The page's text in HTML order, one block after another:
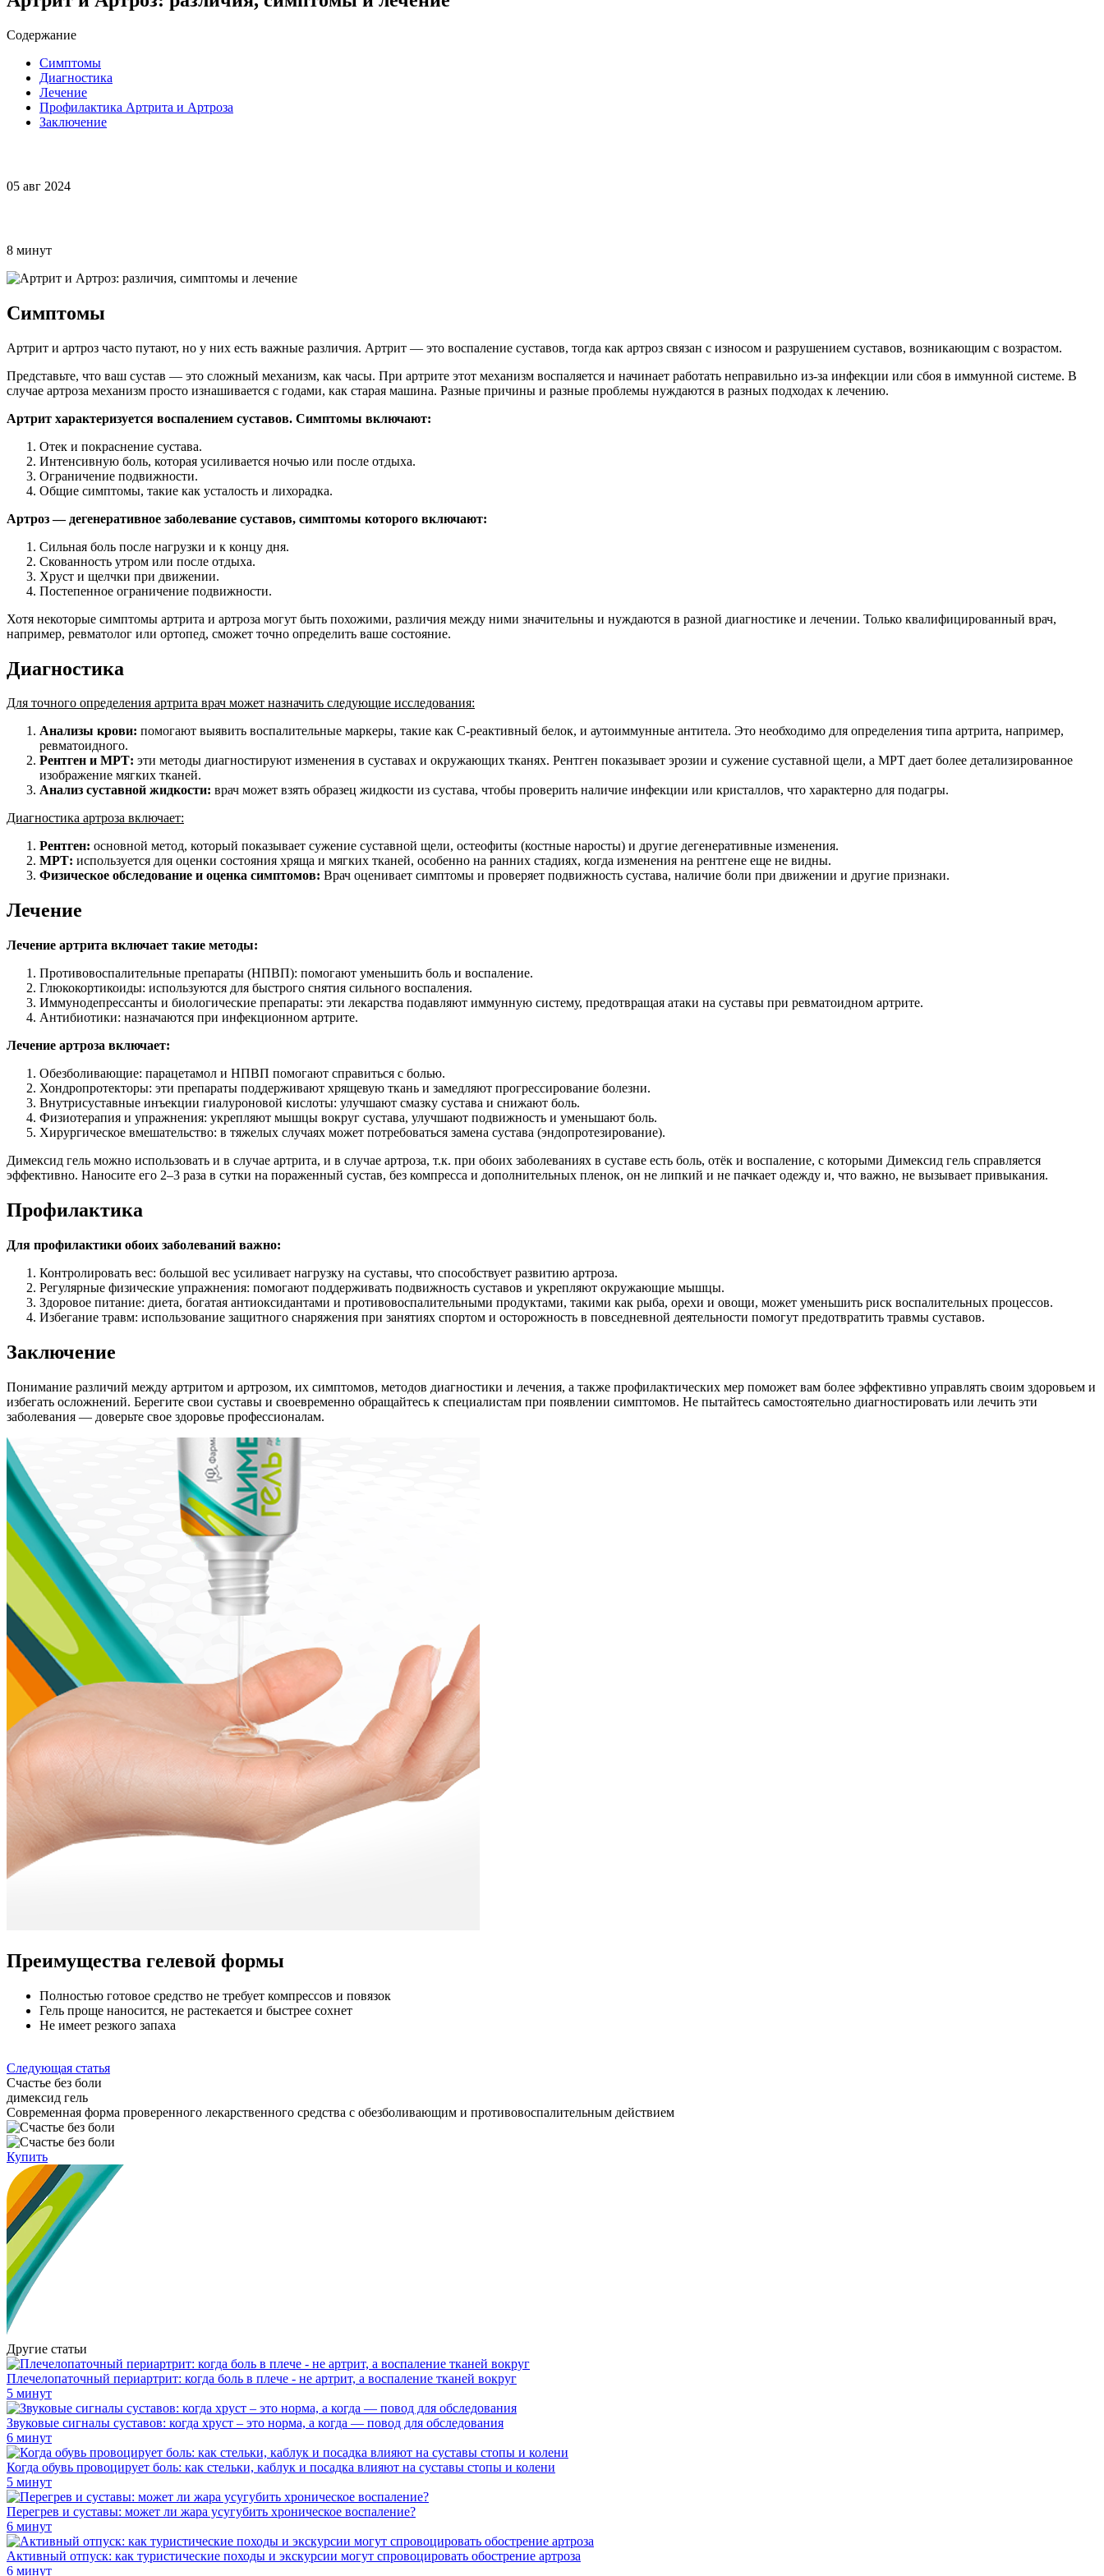
Содержание
Симптомы
Диагностика
Лечение
Профилактика Артрита и Артроза
Заключение
05 авг 2024
8 минут
Симптомы
Артрит и артроз часто путают, но у них есть важные различия. Артрит — это воспаление суставов, тогда как артроз связан с износом и разрушением суставов, возникающим с возрастом.
Представьте, что ваш сустав — это сложный механизм, как часы. При артрите этот механизм воспаляется и начинает работать неправильно из-за инфекции или сбоя в иммунной системе. В
случае артроза механизм просто изнашивается с годами, как старая машина. Разные причины и разные проблемы нуждаются в разных подходах к лечению.
Артрит характеризуется воспалением суставов. Симптомы включают:
Отек и покраснение сустава.
Интенсивную боль, которая усиливается ночью или после отдыха.
Ограничение подвижности.
Общие симптомы, такие как усталость и лихорадка.
Артроз — дегенеративное заболевание суставов, симптомы которого включают:
Сильная боль после нагрузки и к концу дня.
Скованность утром или после отдыха.
Хруст и щелчки при движении.
Постепенное ограничение подвижности.
Хотя некоторые симптомы артрита и артроза могут быть похожими, различия между ними значительны и нуждаются в разной диагностике и лечении. Только квалифицированный врач,
например, ревматолог или ортопед, сможет точно определить ваше состояние.
Диагностика
Для точного определения артрита врач может назначить следующие исследования:
Анализы крови: помогают выявить воспалительные маркеры, такие как С-реактивный белок, и аутоиммунные антитела. Это необходимо для определения типа артрита, например,
ревматоидного.
Рентген и МРТ: эти методы диагностируют изменения в суставах и окружающих тканях. Рентген показывает эрозии и сужение суставной щели, а МРТ дает более детализированное
изображение мягких тканей.
Анализ суставной жидкости: врач может взять образец жидкости из сустава, чтобы проверить наличие инфекции или кристаллов, что характерно для подагры.
Диагностика артроза включает:
Рентген: основной метод, который показывает сужение суставной щели, остеофиты (костные наросты) и другие дегенеративные изменения.
МРТ: используется для оценки состояния хряща и мягких тканей, особенно на ранних стадиях, когда изменения на рентгене еще не видны.
Физическое обследование и оценка симптомов: Врач оценивает симптомы и проверяет подвижность сустава, наличие боли при движении и другие признаки.
Лечение
Лечение артрита включает такие методы:
Противовоспалительные препараты (НПВП): помогают уменьшить боль и воспаление.
Глюкокортикоиды: используются для быстрого снятия сильного воспаления.
Иммунодепрессанты и биологические препараты: эти лекарства подавляют иммунную систему, предотвращая атаки на суставы при ревматоидном артрите.
Антибиотики: назначаются при инфекционном артрите.
Лечение артроза включает:
Обезболивающие: парацетамол и НПВП помогают справиться с болью.
Хондропротекторы: эти препараты поддерживают хрящевую ткань и замедляют прогрессирование болезни.
Внутрисуставные инъекции гиалуроновой кислоты: улучшают смазку сустава и снижают боль.
Физиотерапия и упражнения: укрепляют мышцы вокруг сустава, улучшают подвижность и уменьшают боль.
Хирургическое вмешательство: в тяжелых случаях может потребоваться замена сустава (эндопротезирование).
Димексид гель можно использовать и в случае артрита, и в случае артроза, т.к. при обоих заболеваниях в суставе есть боль, отёк и воспаление, с которыми Димексид гель справляется
эффективно. Наносите его 2–3 раза в сутки на пораженный сустав, без компресса и дополнительных пленок, он не липкий и не пачкает одежду и, что важно, не вызывает привыкания.
Профилактика
Для профилактики обоих заболеваний важно:
Контролировать вес: большой вес усиливает нагрузку на суставы, что способствует развитию артроза.
Регулярные физические упражнения: помогают поддерживать подвижность суставов и укрепляют окружающие мышцы.
Здоровое питание: диета, богатая антиоксидантами и противовоспалительными продуктами, такими как рыба, орехи и овощи, может уменьшить риск воспалительных процессов.
Избегание травм: использование защитного снаряжения при занятиях спортом и осторожность в повседневной деятельности помогут предотвратить травмы суставов.
Заключение
Понимание различий между артритом и артрозом, их симптомов, методов диагностики и лечения, а также профилактических мер поможет вам более эффективно управлять своим здоровьем и
избегать осложнений. Берегите свои суставы и своевременно обращайтесь к специалистам при появлении симптомов. Не пытайтесь самостоятельно диагностировать или лечить эти
заболевания — доверьте свое здоровье профессионалам.
Преимущества гелевой формы
Полностью готовое средство не требует компрессов и повязок
Гель проще наносится, не растекается и быстрее сохнет
Не имеет резкого запаха
Следующая статья
Счастье без боли
димексид гель
Cовременная форма проверенного лекарственного средства с обезболивающим и противовоспалительным действием
Купить
Другие статьи
Плечелопаточный периартрит: когда боль в плече - не артрит, а воспаление тканей вокруг
5 минут
Звуковые сигналы суставов: когда хруст – это норма, а когда — повод для обследования
6 минут
Когда обувь провоцирует боль: как стельки, каблук и посадка влияют на суставы стопы и колени
5 минут
Перегрев и суставы: может ли жара усугубить хроническое воспаление?
6 минут
Активный отпуск: как туристические походы и экскурсии могут спровоцировать обострение артроза
6 минут